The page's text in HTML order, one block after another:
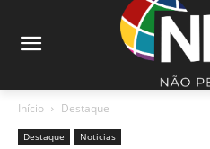
Início Destaque
Destaque Noticias